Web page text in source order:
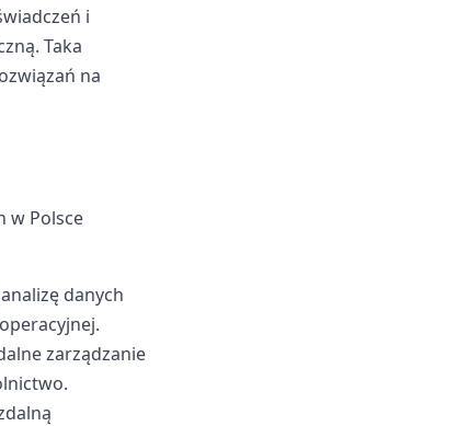
i
Taka
na
w Polsce
danych
zarządzanie